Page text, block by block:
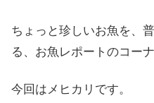
ちょっと珍しいお魚を、
る、お魚レポートのコーナ
今回はメヒカリです。